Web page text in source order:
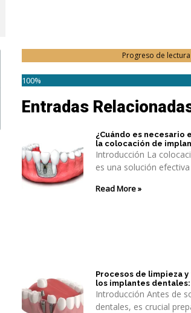
Progreso de lectura
100%
Entradas
¿Cuándo es necesario
la colocación de
Introducción La
es una solución efectiva
Read More »
Procesos de limpieza
los implantes
Introducción Antes de
dentales, es crucial